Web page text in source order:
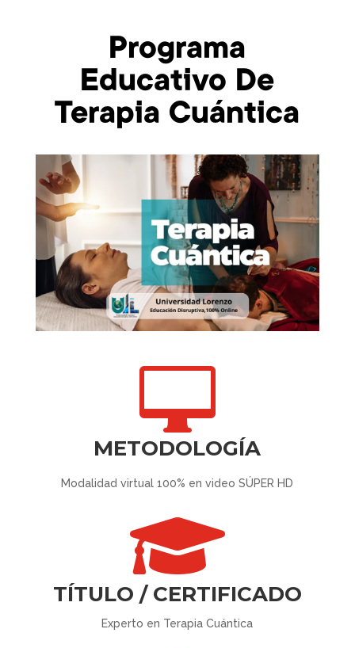
Programa
Educativo De
Terapia Cuántica

METODOLOGÍA
Modalidad virtual 100% en video SÚPER HD

TÍTULO / CERTIFICADO
Experto en Terapia Cuántica